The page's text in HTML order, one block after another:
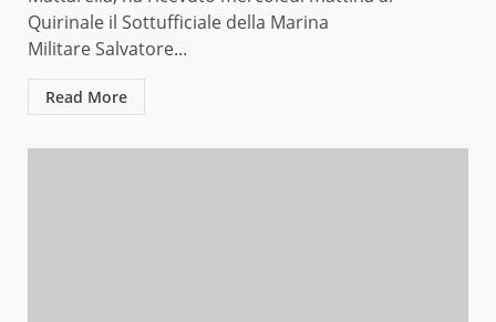
Quirinale il Sottufficiale della Marina
Militare Salvatore...
Read More